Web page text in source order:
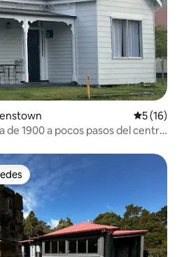
5 (16)
de 1900 a pocos pasos del centro
preferido